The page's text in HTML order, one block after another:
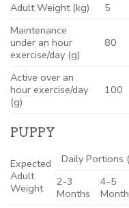
Adult Weight (kg) 5
Maintenance
under an hour
exercise/day (g)
80
Active over an
hour exercise/day
(g)
100
PUPPY
Expected
Adult
Weight
Daily Portions
2-3
Months
4-5